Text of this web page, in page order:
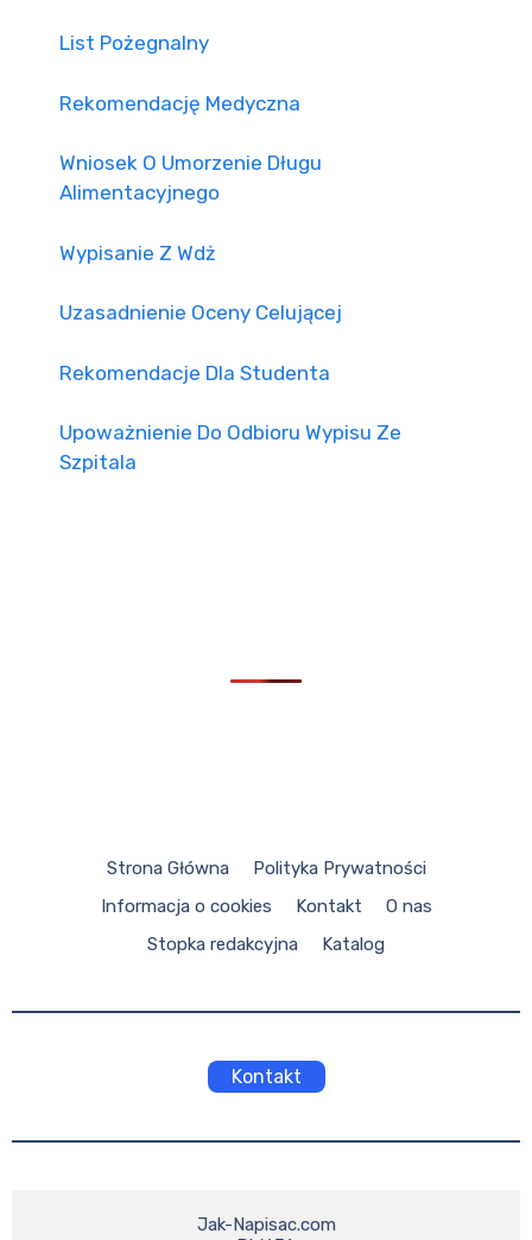
List Pożegnalny
Rekomendację Medyczna
Wniosek O Umorzenie Długu
Alimentacyjnego
Wypisanie Z Wdż
Uzasadnienie Oceny Celującej
Rekomendacje Dla Studenta
Upoważnienie Do Odbioru Wypisu Ze
Szpitala
Strona Główna
Polityka Prywatności
Informacja o cookies
Kontakt
O nas
Stopka redakcyjna
Katalog
Kontakt
Jak-Napisac.com